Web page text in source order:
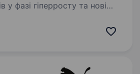
у фазі гіперросту та нові
захопливу подорож